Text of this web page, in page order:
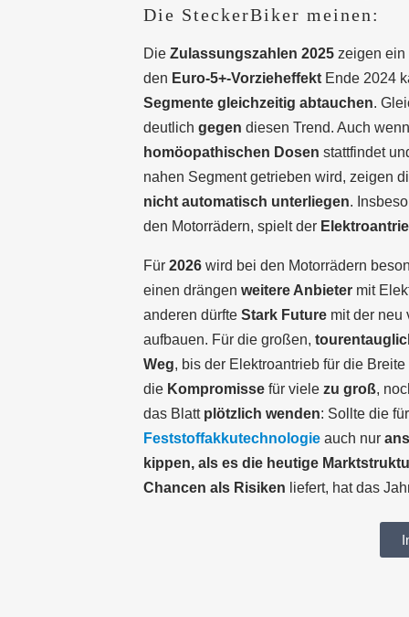
Die SteckerBiker meinen:
Die Zulassungszahlen 2025zeigen ein
den Euro-5+-VorzieheffektEnde 2024
Segmente gleichzeitig abtauchen.
deutlich gegen diesen Trend. Auch
homöopathischen Dosen stattfindet
nahen Segment getrieben wird, zeigen
nicht automatisch unterliegen.
den Motorrädern, spielt der
Für 2026wird bei den Motorrädern
einen drängen weitere Anbietermit
anderen dürfte Stark Futuremit der neu
aufbauen. Für die großen,
Weg, bis der Elektroantrieb für die
die Kompromissefür viele zu groß,
das Blatt plötzlich wenden: Sollte die
Feststoffakkutechnologieauch nur
kippen, als es die heutige
Chancen als Risiken liefert, hat das